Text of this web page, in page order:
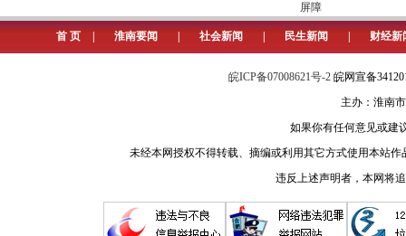
屏障
首 页 淮南要闻 社会新闻 民生新闻 财经新
皖ICP备07008621号-2 皖网宣备
主办：淮南
如果你有任何意见或建
未经本网授权不得转载、摘编或利用其它方式使用本站
违反上述声明者，本网将